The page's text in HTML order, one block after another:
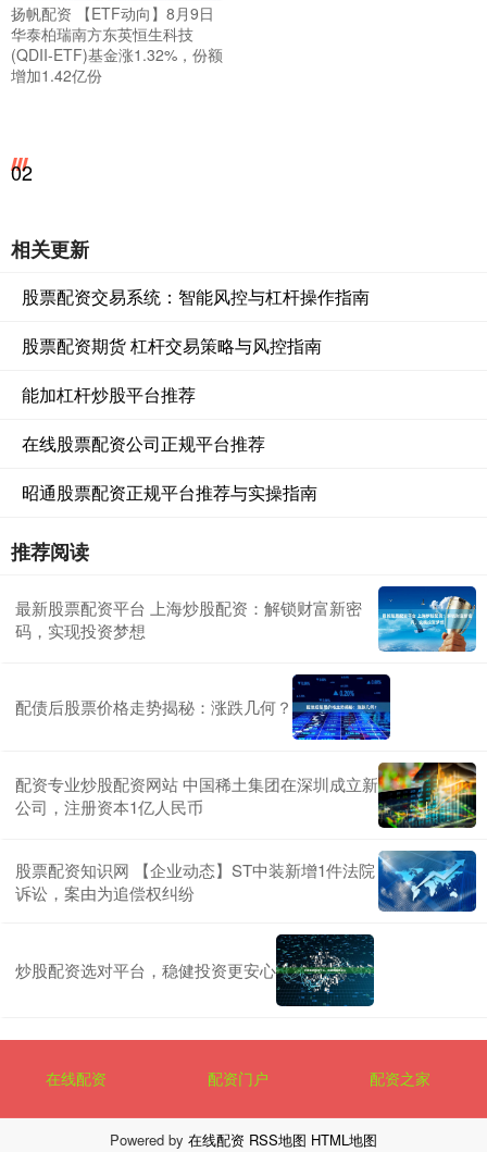
扬帆配资 【ETF动向】8月9日
华泰柏瑞南方东英恒生科技
(QDII-ETF)基金涨1.32%，份额
增加1.42亿份
02
相关更新
股票配资交易系统：智能风控与杠杆操作指南
股票配资期货 杠杆交易策略与风控指南
能加杠杆炒股平台推荐
在线股票配资公司正规平台推荐
昭通股票配资正规平台推荐与实操指南
推荐阅读
最新股票配资平台 上海炒股配资：解锁财富新密
码，实现投资梦想
配债后股票价格走势揭秘：涨跌几何？
配资专业炒股配资网站 中国稀土集团在深圳成立新
公司，注册资本1亿人民币
股票配资知识网 【企业动态】ST中装新增1件法院
诉讼，案由为追偿权纠纷
炒股配资选对平台，稳健投资更安心
在线配资 配资门户 配资之家
Powered by 在线配资 RSS地图 HTML地图